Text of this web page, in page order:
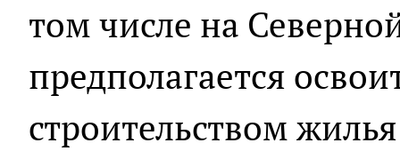
том числе на
предполагается
строительством